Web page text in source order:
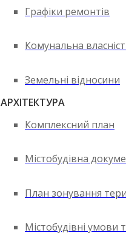
Графіки ремонтів
Комунальна
Земельні відносини
АРХІТЕКТУРА
Комплексний план
Містобудівна
План зонування
Містобудівні умови